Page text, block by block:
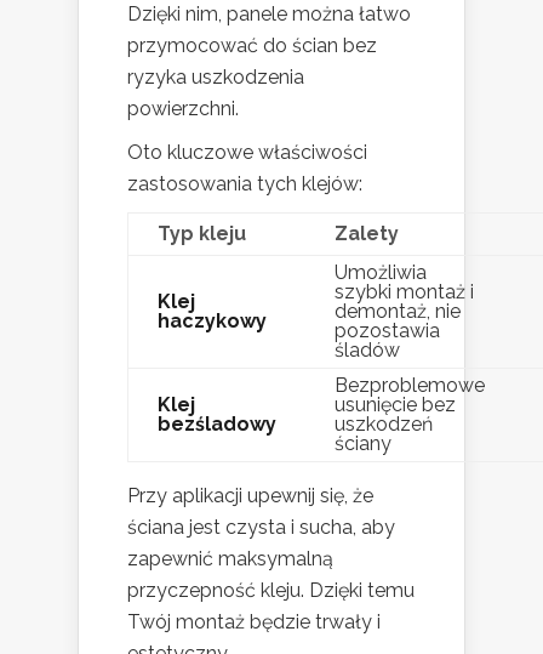
Dzięki nim, panele można łatwo
przymocować do ścian bez
ryzyka uszkodzenia
powierzchni.
Oto kluczowe właściwości
zastosowania tych klejów:
Typ kleju Zalety
Klej
haczykowy
Umożliwia
szybki montaż i
demontaż, nie
pozostawia
śladów
Klej
bezśladowy
Bezproblemowe
usunięcie bez
uszkodzeń
ściany
Przy aplikacji upewnij się, że
ściana jest czysta i sucha, aby
zapewnić maksymalną
przyczepność kleju. Dzięki temu
Twój montaż będzie trwały i